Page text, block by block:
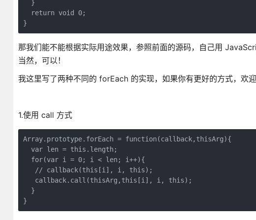
  }
  return void 0;
那我们能不能根据实际用途效果，参照前面的源码，自己用
当然，可以！
我这里写了两种不同的 forEach 的实现，如果你有更好的方式，欢迎
1.使用 call 方式
Array.prototype.forEach = function(callback,thisArg){
  var len = this.length;
  for(var i = 0; i < len; i++){
   // callback(this[i], i, this);
   callback.call(thisArg,this[i], i, this);
  }